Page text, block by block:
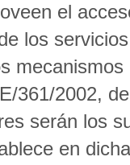
el
los
361/2002,
serán los
en